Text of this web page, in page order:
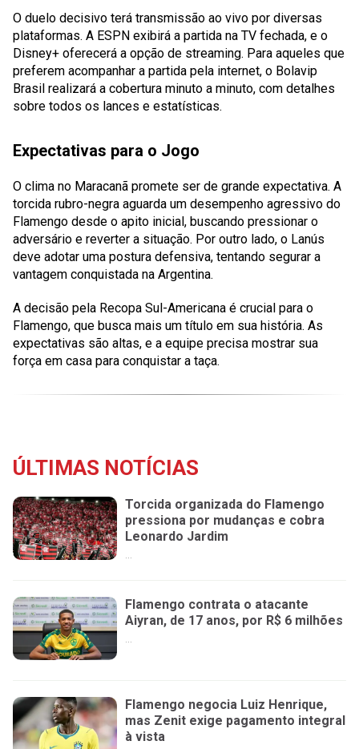
O duelo decisivo terá transmissão ao vivo por diversas
plataformas. A ESPN exibirá a partida na TV fechada, e o
Disney+ oferecerá a opção de streaming. Para aqueles que
preferem acompanhar a partida pela internet, o Bolavip
Brasil realizará a cobertura minuto a minuto, com detalhes
sobre todos os lances e estatísticas.
Expectativas para o Jogo
O clima no Maracanã promete ser de grande expectativa. A
torcida rubro-negra aguarda um desempenho agressivo do
Flamengo desde o apito inicial, buscando pressionar o
adversário e reverter a situação. Por outro lado, o Lanús
deve adotar uma postura defensiva, tentando segurar a
vantagem conquistada na Argentina.
A decisão pela Recopa Sul-Americana é crucial para o
Flamengo, que busca mais um título em sua história. As
expectativas são altas, e a equipe precisa mostrar sua
força em casa para conquistar a taça.
ÚLTIMAS NOTÍCIAS
Torcida organizada do Flamengo
pressiona por mudanças e cobra
Leonardo Jardim
...
Flamengo contrata o atacante
Aiyran, de 17 anos, por R$ 6 milhões
...
Flamengo negocia Luiz Henrique,
mas Zenit exige pagamento integral
à vista